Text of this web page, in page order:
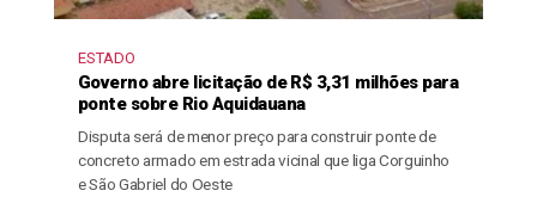
ESTADO
Governo abre licitação de R$ 3,31 milhões para
ponte sobre Rio Aquidauana
Disputa será de menor preço para construir ponte de
concreto armado em estrada vicinal que liga Corguinho
e São Gabriel do Oeste